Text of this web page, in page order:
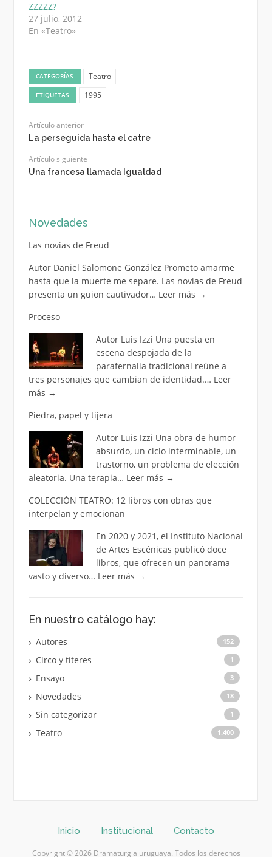
ZZZZZ?
27 julio, 2012
En «Teatro»
CATEGORÍAS Teatro
ETIQUETAS 1995
Artículo anterior
La perseguida hasta el catre
Artículo siguiente
Una francesa llamada Igualdad
Novedades
Las novias de Freud
Autor Daniel Salomone González Prometo amarme
hasta que la muerte me separe. Las novias de Freud
presenta un guion cautivador… Leer más →
Proceso
Autor Luis Izzi Una puesta en
escena despojada de la
parafernalia tradicional reúne a
tres personajes que cambian de identidad.… Leer
más →
Piedra, papel y tijera
Autor Luis Izzi Una obra de humor
absurdo, un ciclo interminable, un
trastorno, un problema de elección
aleatoria. Una terapia… Leer más →
COLECCIÓN TEATRO: 12 libros con obras que
interpelan y emocionan
En 2020 y 2021, el Instituto Nacional
de Artes Escénicas publicó doce
libros, que ofrecen un panorama
vasto y diverso… Leer más →
En nuestro catálogo hay:
Autores 152
Circo y títeres 1
Ensayo 3
Novedades 18
Sin categorizar 1
Teatro 1.400
Inicio Institucional Contacto
Copyright © 2026 Dramaturgia uruguaya. Todos los derechos